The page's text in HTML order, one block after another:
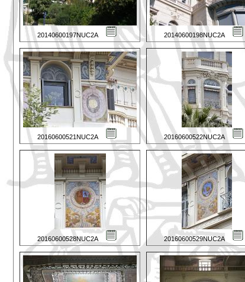
20140600197NUC2A 20140600198NUC2A
20160600521NUC2A 20160600522NUC2A
20160600528NUC2A 20160600529NUC2A